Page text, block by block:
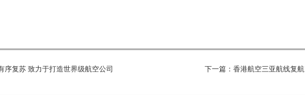
序复苏 致力于打造世界级航空公司 下一篇：香港航空三亚航线复航